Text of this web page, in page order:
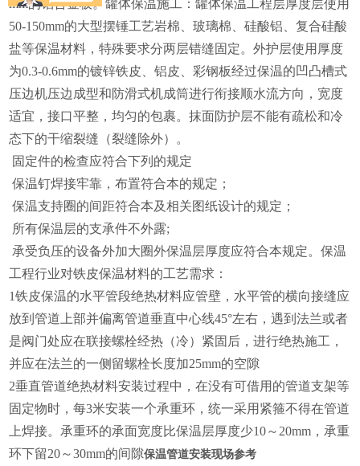
mm的铝合金板。罐体保温施工：罐体保温工程层厚度层使用
50-150mm的大型摆锤工艺岩棉、玻璃棉、硅酸铝、复合硅酸
盐等保温材料，特殊要求分两层错缝固定。外护层使用厚度
为0.3-0.6mm的镀锌铁皮、铝皮、彩钢板经过保温的凹凸槽式
压边机压边成型和防滑式机成筒进行衔接顺水流方向，宽度
适宜，接口平整，均匀的包裹。抹面防护层不能有疏松和冷
态下的干缩裂缝（裂缝除外）。
固定件的检查应符合下列的规定
保温钉焊接牢靠，布置符合本的规定；
保温支持圈的间距符合本及相关图纸设计的规定；
所有保温层的支承件不外露;
承受负压的设备外加大圈外保温层厚度应符合本规定。保温
工程行业对铁皮保温材料的工艺需求：
1铁皮保温的水平管段绝热材料应管壁，水平管的横向接缝应
放到管道上部并偏离管道垂直中心线45°左右，遇到法兰或者
是阀门处应在联接螺栓经热（冷）紧固后，进行绝热施工，
并应在法兰的一侧留螺栓长度加25mm的空隙
2垂直管道绝热材料安装过程中，在没有可借用的管道支架等
固定物时，每3米安装一个承重环，统一采用紧箍不得在管道
上焊接。承重环的承面宽度比保温层厚度少10～20mm，承重
环下留20～30mm的间隙保温管道安装现场参考